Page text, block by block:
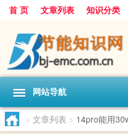
首 页 文章列表 知识分类
网站导航
> 文章列表 > 14pro能用